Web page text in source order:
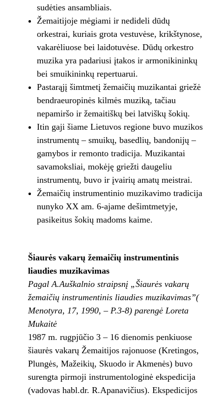
sudėties ansambliais.
Žemaitijoje mėgiami ir nedideli dūdų
orkestrai, kuriais grota vestuvėse, krikštynose,
vakarėliuose bei laidotuvėse. Dūdų orkestro
muzika yra padariusi įtakos ir armonikininkų
bei smuikininkų repertuarui.
Pastarąjį šimtmetį žemaičių muzikantai griežė
bendraeuropinės kilmės muziką, tačiau
nepamiršo ir žemaitiškų bei latviškų šokių.
Itin gaji šiame Lietuvos regione buvo muzikos
instrumentų – smuikų, basedlių, bandonijų –
gamybos ir remonto tradicija. Muzikantai
savamoksliai, mokėję griežti daugeliu
instrumentų, buvo ir įvairių amatų meistrai.
Žemaičių instrumentinio muzikavimo tradicija
nunyko XX am. 6-ajame dešimtmetyje,
pasikeitus šokių madoms kaime.
Šiaurės vakarų žemaičių instrumentinis
liaudies muzikavimas
Pagal A.Auškalnio straipsnį „Šiaurės vakarų
žemaičių instrumentinis liaudies muzikavimas”(
Menotyra, 17, 1990, – P.3-8) parengė Loreta
Mukaitė
1987 m. rugpjūčio 3 – 16 dienomis penkiuose
šiaurės vakarų Žemaitijos rajonuose (Kretingos,
Plungės, Mažeikių, Skuodo ir Akmenės) buvo
surengta pirmoji instrumentologinė ekspedicija
(vadovas habl.dr. R.Apanavičius). Ekspedicijos